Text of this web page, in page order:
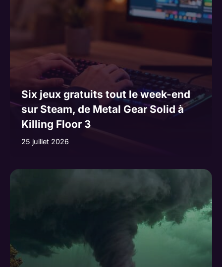
Six jeux gratuits tout le week-end
sur Steam, de Metal Gear Solid à
Killing Floor 3
25 juillet 2026